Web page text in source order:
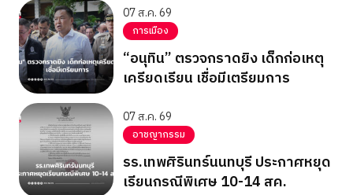
07 ส.ค. 69
การเมือง
“อนุทิน” ตรวจกราดยิง เด็กก่อเหตุ
เครียดเรียน เชื่อมีเตรียมการ
07 ส.ค. 69
อาชญากรรม
รร.เทพศิรินทร์นนทบุรี ประกาศหยุด
เรียนกรณีพิเศษ 10-14 สค.